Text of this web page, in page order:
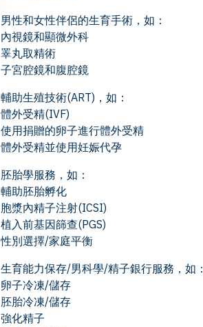
男性和女性伴侶的生育手術，如：
內視鏡和顯微外科
睪丸取精術
子宮腔鏡和腹腔鏡
輔助生殖技術(ART)，如：
體外受精(IVF)
使用捐贈的卵子進行體外受精
體外受精並使用妊娠代孕
胚胎學服務，如：
輔助胚胎孵化
胞漿內精子注射(ICSI)
植入前基因篩查(PGS)
性別選擇/家庭平衡
生育能力保存/男科學/精子銀行服務，如：
卵子冷凍/儲存
胚胎冷凍/儲存
強化精子